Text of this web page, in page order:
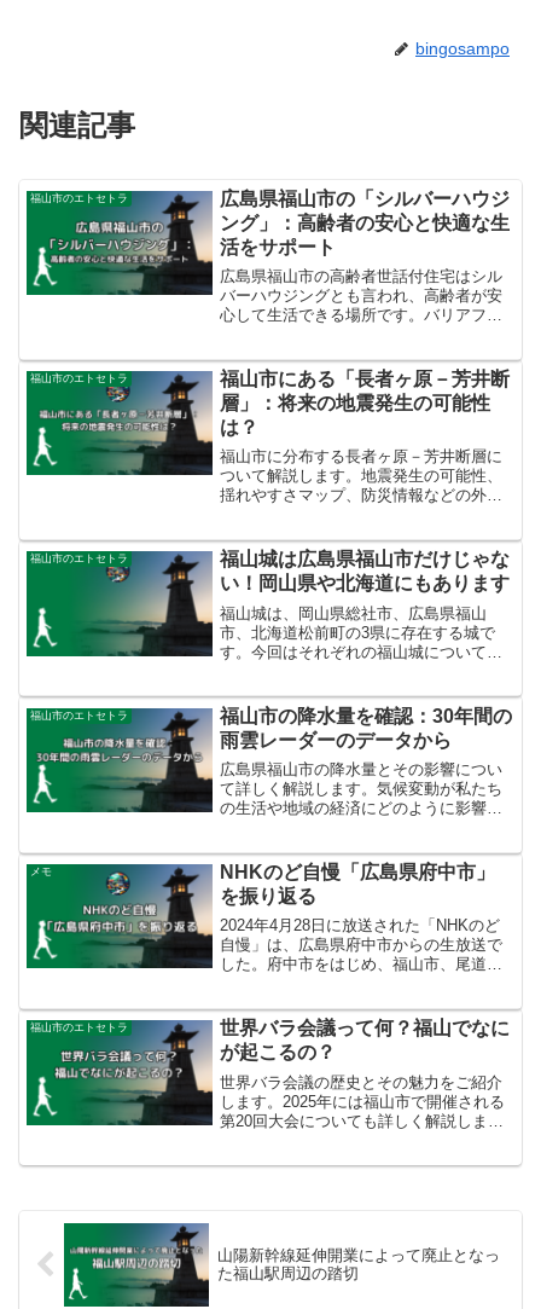
bingosampo
関連記事
福山市のエトセトラ
広島県福山市の「シルバーハウジ
ング」：高齢者の安心と快適な生
活をサポート
広島県福山市の高齢者世話付住宅はシル
バーハウジングとも言われ、高齢者が安
心して生活できる場所です。バリアフリ
けられます。比較的低コストで入居でき
るため、多くの高齢者にとって、非常に
有用な住まいの選択肢となっています。
福山市のエトセトラ
福山市にある「長者ヶ原－芳井断
層」：将来の地震発生の可能性
は？
福山市に分布する長者ヶ原－芳井断層に
ついて解説します。地震発生の可能性、
揺れやすさマップ、防災情報などの外部
福山市のエトセトラ
福山城は広島県福山市だけじゃな
い！岡山県や北海道にもあります
福山城は、岡山県総社市、広島県福山
市、北海道松前町の3県に存在する城で
す。今回はそれぞれの福山城について、
福山市のエトセトラ
福山市の降水量を確認：30年間の
雨雲レーダーのデータから
広島県福山市の降水量とその影響につい
て詳しく解説します。気候変動が私たち
の生活や地域の経済にどのように影響を
う。
メモ
NHKのど自慢「広島県府中市」
を振り返る
2024年4月28日に放送された「NHKのど
自慢」は、広島県府中市からの生放送で
した。府中市をはじめ、福山市、尾道
府中市でNHKのど自慢が開催されること
になったのか、出場者20組の披露やイン
タビューの様子、SNSやYouTubeでの活
動をご紹介します。
福山市のエトセトラ
世界バラ会議って何？福山でなに
が起こるの？
世界バラ会議の歴史とその魅力をご紹介
します。2025年には福山市で開催される
第20回大会についても詳しく解説しま
山陽新幹線延伸開業によって廃止となっ
た福山駅周辺の踏切